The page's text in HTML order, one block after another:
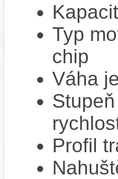
Typ
chip
Váha
Profil